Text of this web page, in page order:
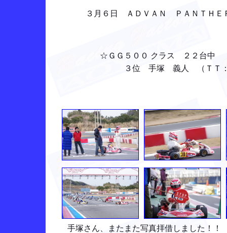
３月６日 ＡＤＶＡＮ ＰＡＮＴＨ
☆ＧＧ５００ クラス ２２台中
３位 手塚 義人 （ＴＴ：
手塚さん、またまた写真拝借しました！！